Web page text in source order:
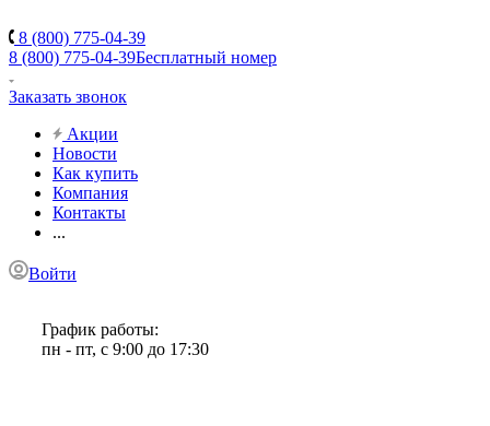
8 (800) 775-04-39
8 (800) 775-04-39Бесплатный номер
Заказать звонок
Акции
Новости
Как купить
Компания
Контакты
...
Войти
График работы:
пн - пт, с 9:00 до 17:30